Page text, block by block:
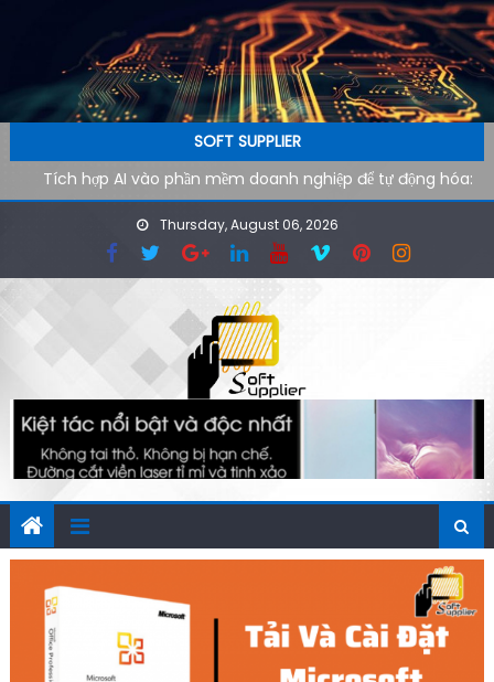
SOFT SUPPLIER
Tích hợp AI vào phần mềm doanh nghiệp để tự động hóa:
Lộ trình kỹ thuật từ pilot đến production
AI agent cho doanh nghiệp: Xu hướng phần mềm tự vận
hành trong kỷ nguyên tự động hóa
Công cụ AI hỗ trợ SEO kỹ thuật: cách audit website nhanh
hơn cho đội ngũ công nghệ
Ứng dụng AI cho phòng marketing: Tự động hóa tác vụ
Phần mềm AI cho doanh nghiệp: Tại sao tốc độ tải website
quyết định 40% khách hàng rời đi
Thursday, August 06, 2026